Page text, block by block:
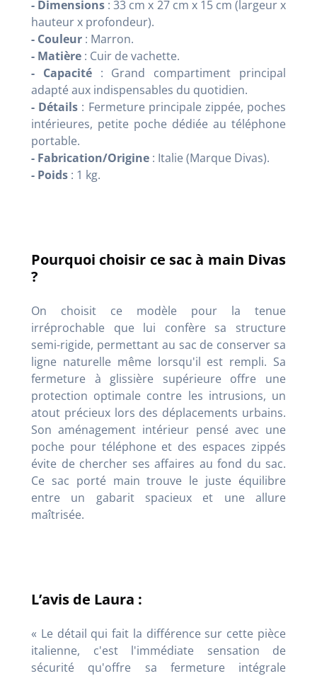
- Dimensions : 33 cm x 27 cm x 15 cm (largeur x
hauteur x profondeur).
- Couleur : Marron.
- Matière : Cuir de vachette.
- Capacité: Grand compartiment principal
adapté aux indispensables du quotidien.
- Détails : Fermeture principale zippée, poches
intérieures, petite poche dédiée au téléphone
portable.
- Fabrication/Origine : Italie (Marque Divas).
- Poids : 1 kg.
Pourquoi choisir ce sac à main Divas
?
On choisit ce modèle pour la tenue
irréprochable que lui confère sa structure
semi-rigide, permettant au sac de conserver sa
ligne naturelle même lorsqu'il est rempli. Sa
fermeture à glissière supérieure offre une
protection optimale contre les intrusions, un
atout précieux lors des déplacements urbains.
Son aménagement intérieur pensé avec une
poche pour téléphone et des espaces zippés
évite de chercher ses affaires au fond du sac.
Ce sac porté main trouve le juste équilibre
entre un gabarit spacieux et une allure
maîtrisée.
L’avis de Laura :
« Le détail qui fait la différence sur cette pièce
italienne, c'est l'immédiate sensation de
sécurité qu'offre sa fermeture intégrale